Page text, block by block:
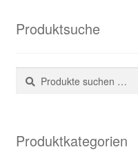
Produktsuche
Suchen
nach:
Suchen
Produktkategorien